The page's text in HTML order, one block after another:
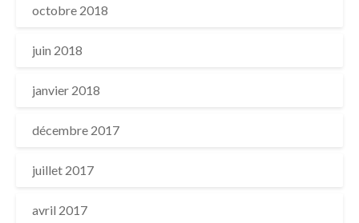
octobre 2018
juin 2018
janvier 2018
décembre 2017
juillet 2017
avril 2017